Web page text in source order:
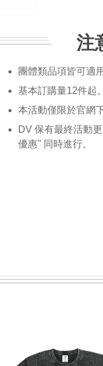
注
團體類品項皆可適
基本訂購量12件起
本活動僅限於官網
DV 保有最終活動
優惠" 同時進行。